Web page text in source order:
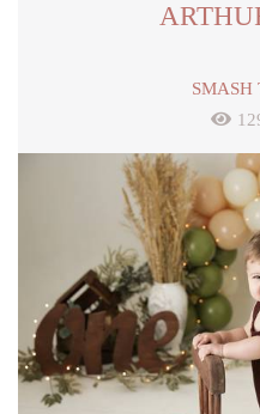
SMASH